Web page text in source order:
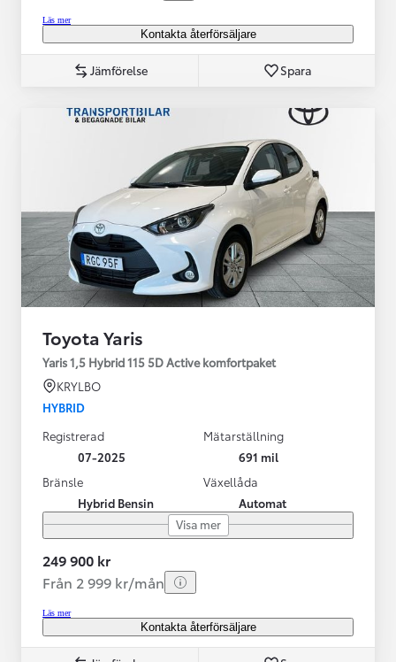
Läs mer
Kontakta återförsäljare
Jämförelse Spara
Toyota Yaris
Yaris 1,5 Hybrid 115 5D Active komfortpaket
KRYLBO
HYBRID
Registrerad
07-2025
Mätarställning
691 mil
Bränsle
Hybrid Bensin
Växellåda
Automat
Visa mer
249 900 kr
Från 2 999 kr/mån
Läs mer
Kontakta återförsäljare